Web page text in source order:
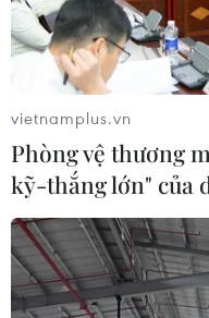
RSS
Ngôn ngữ
Dịch vụ tin
Liên hệ
Giấy phép số: 1374/GP-
cấp ngày 11/9/2008.
Quảng cáo: Phó TBT
vietnamplus.vn
Phòng vệ thương
kỹ-thắng lớn" của